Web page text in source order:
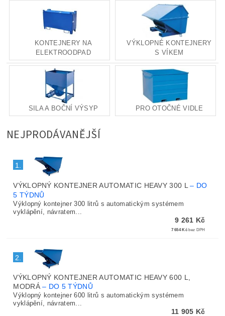
KONTEJNERY NA
ELEKTROODPAD
VÝKLOPNÉ KONTEJNERY
S VÍKEM
SILA A BOČNÍ VÝSYP PRO OTOČNÉ VIDLE
NEJPRODÁVANĚJŠÍ
1.
VÝKLOPNÝ KONTEJNER AUTOMATIC HEAVY 300 L– DO
5 TÝDNŮ
Výklopný kontejner 300 litrů s automatickým systémem
vyklápění, návratem...
9 261 Kč
7 654 Kč bez DPH
2.
VÝKLOPNÝ KONTEJNER AUTOMATIC HEAVY 600 L,
MODRÁ– DO 5 TÝDNŮ
Výklopný kontejner 600 litrů s automatickým systémem
vyklápění, návratem...
11 905 Kč